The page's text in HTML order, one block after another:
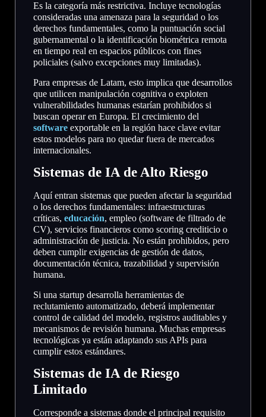
Es la categoría más restrictiva. Incluye tecnologías
consideradas una amenaza para la seguridad o los
derechos fundamentales, como la puntuación social
gubernamental o la identificación biométrica remota
en tiempo real en espacios públicos con fines
policiales (salvo excepciones muy limitadas).
Para empresas de Latam, esto implica que desarrollos
que utilicen manipulación cognitiva o exploten
vulnerabilidades humanas estarían prohibidos si
buscan operar en Europa. El crecimiento del
software exportable en la región hace clave evitar
estos modelos para no quedar fuera de mercados
internacionales.
Sistemas de IA de Alto Riesgo
Aquí entran sistemas que pueden afectar la seguridad
o los derechos fundamentales: infraestructuras
críticas, educación, empleo (software de filtrado de
CV), servicios financieros como scoring crediticio o
administración de justicia. No están prohibidos, pero
deben cumplir exigencias de gestión de datos,
documentación técnica, trazabilidad y supervisión
humana.
Si una startup desarrolla herramientas de
reclutamiento automatizado, deberá implementar
control de calidad del modelo, registros auditables y
mecanismos de revisión humana. Muchas empresas
tecnológicas ya están adaptando sus APIs para
cumplir estos estándares.
Sistemas de IA de Riesgo
Limitado
Corresponde a sistemas donde el principal requisito